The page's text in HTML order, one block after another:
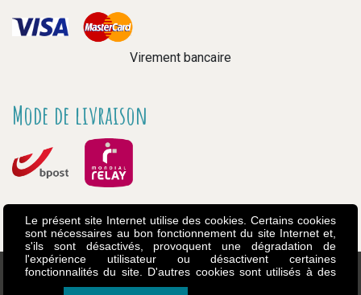
Virement bancaire
Mode de livraison
Le présent site Internet utilise des cookies. Certains cookies
sont nécessaires au bon fonctionnement du site Internet et,
s'ils sont désactivés, provoquent une dégradation de
l'expérience utilisateur ou désactivent certaines
fonctionnalités du site. D'autres cookies sont utilisés à des
fins d'analyse ou de marketing. Les cookies nous permettent